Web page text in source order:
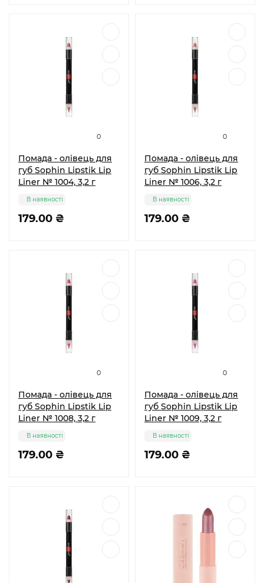
0
Помада - олівець для
губ Sophin Lipstik Lip
Liner № 1004, 3,2 г
179.00 ₴
В наявності
0
Помада - олівець для
губ Sophin Lipstik Lip
Liner № 1006, 3,2 г
179.00 ₴
В наявності
0
Помада - олівець для
губ Sophin Lipstik Lip
Liner № 1008, 3,2 г
179.00 ₴
В наявності
0
Помада - олівець для
губ Sophin Lipstik Lip
Liner № 1009, 3,2 г
179.00 ₴
В наявності